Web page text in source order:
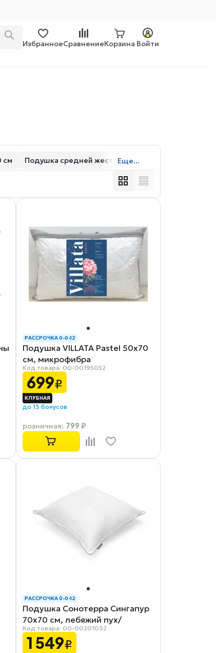
ИзбранноеСравнениеКорзина Войти
Еще...
см
Подушка средней жесткости
РАССРОЧКА 0-0-12
Подушка VILLATA Pastel 50х70
см, микрофибра
Код товара: 00-00195052
699₽
до 13 бонусов
розничная: 799 ₽
РАССРОЧКА 0-0-12
Подушка Сонотерра Сингапур
70х70 см, лебяжий пух/
страйп‑сатин
Код товара: 00-00201032
1 549₽